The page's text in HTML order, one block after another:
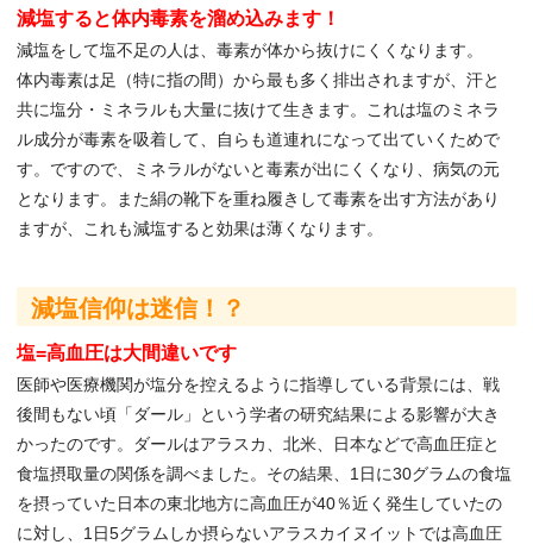
減塩すると体内毒素を溜め込みます！
減塩をして塩不足の人は、毒素が体から抜けにくくなります。
体内毒素は足（特に指の間）から最も多く排出されますが、汗と
共に塩分・ミネラルも大量に抜けて生きます。これは塩のミネラ
ル成分が毒素を吸着して、自らも道連れになって出ていくためで
す。ですので、ミネラルがないと毒素が出にくくなり、病気の元
となります。また絹の靴下を重ね履きして毒素を出す方法があり
ますが、これも減塩すると効果は薄くなります。
減塩信仰は迷信！？
塩=高血圧は大間違いです
医師や医療機関が塩分を控えるように指導している背景には、戦
後間もない頃「ダール」という学者の研究結果による影響が大き
かったのです。ダールはアラスカ、北米、日本などで高血圧症と
食塩摂取量の関係を調べました。その結果、1日に30グラムの食塩
を摂っていた日本の東北地方に高血圧が40％近く発生していたの
に対し、1日5グラムしか摂らないアラスカイヌイットでは高血圧